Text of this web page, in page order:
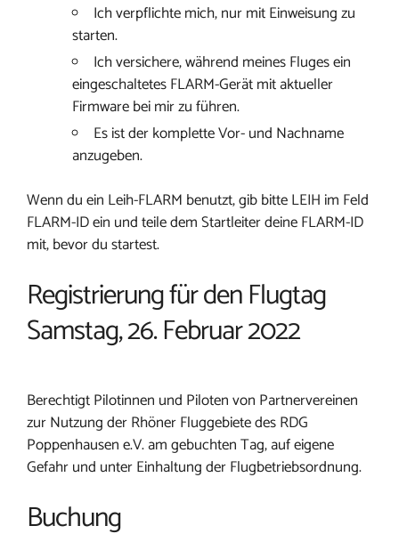
Ich verpflichte mich, nur mit Einweisung zu
starten.
Ich versichere, während meines Fluges ein
eingeschaltetes FLARM-Gerät mit aktueller
Firmware bei mir zu führen.
Es ist der komplette Vor- und Nachname
anzugeben.
Wenn du ein Leih-FLARM benutzt, gib bitte LEIH im Feld
FLARM-ID ein und teile dem Startleiter deine FLARM-ID
mit, bevor du startest.
Registrierung für den Flugtag
Samstag, 26. Februar 2022
Berechtigt Pilotinnen und Piloten von Partnervereinen
zur Nutzung der Rhöner Fluggebiete des RDG
Poppenhausen e.V. am gebuchten Tag, auf eigene
Gefahr und unter Einhaltung der Flugbetriebsordnung.
Buchung